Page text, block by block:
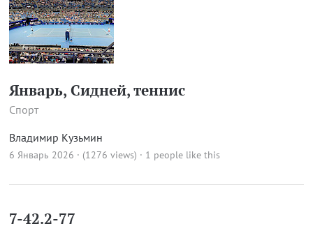
Январь, Сидней, теннис
Спорт
Владимир Кузьмин
6 Январь 2026 · (1276 views) · 1 people like this
7-42.2-77